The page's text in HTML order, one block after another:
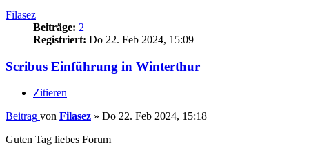
Filasez
Beiträge: 2
Registriert: Do 22. Feb 2024, 15:09
Scribus Einführung in Winterthur
Zitieren
Beitrag von Filasez » Do 22. Feb 2024, 15:18
Guten Tag liebes Forum